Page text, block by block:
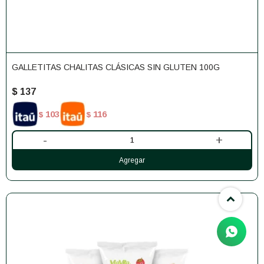
GALLETITAS CHALITAS CLÁSICAS SIN GLUTEN 100G
$ 137
$ 103 $ 116
- +